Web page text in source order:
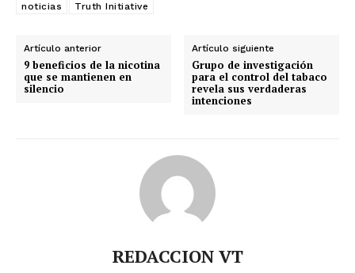
noticias
Truth Initiative
Artículo anterior
9 beneficios de la nicotina
que se mantienen en
silencio
Artículo siguiente
Grupo de investigación
para el control del tabaco
revela sus verdaderas
intenciones
REDACCION VT